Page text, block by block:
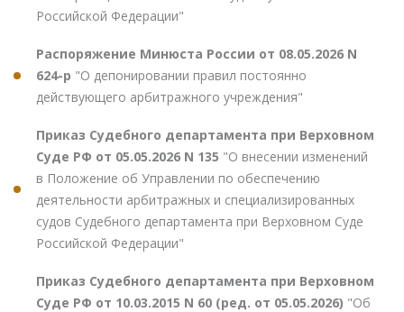
Российской Федерации"
Распоряжение Минюста России от 08.05.2026 N
624-р "О депонировании правил постоянно
действующего арбитражного учреждения"
Приказ Судебного департамента при Верховном
Суде РФ от 05.05.2026 N 135 "О внесении изменений
в Положение об Управлении по обеспечению
деятельности арбитражных и специализированных
судов Судебного департамента при Верховном Суде
Российской Федерации"
Приказ Судебного департамента при Верховном
Суде РФ от 10.03.2015 N 60 (ред. от 05.05.2026) "Об